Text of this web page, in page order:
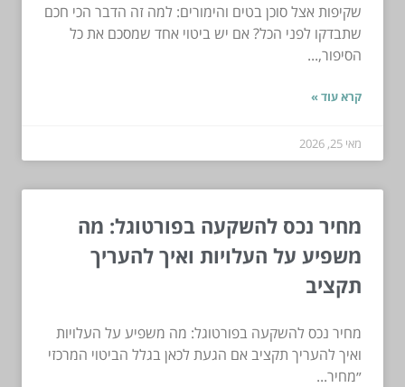
שקיפות אצל סוכן בטים והימורים: למה זה הדבר הכי חכם
שתבדקו לפני הכל? אם יש ביטוי אחד שמסכם את כל
הסיפור,...
קרא עוד »
מאי 25, 2026
מחיר נכס להשקעה בפורטוגל: מה
משפיע על העלויות ואיך להעריך
תקציב
מחיר נכס להשקעה בפורטוגל: מה משפיע על העלויות
ואיך להעריך תקציב אם הגעת לכאן בגלל הביטוי המרכזי
״מחיר...